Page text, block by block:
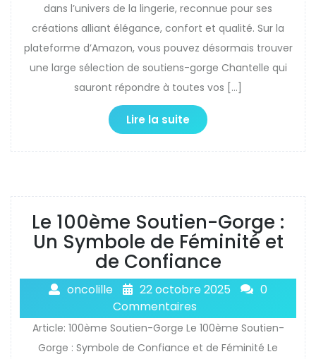
dans l’univers de la lingerie, reconnue pour ses
créations alliant élégance, confort et qualité. Sur la
plateforme d’Amazon, vous pouvez désormais trouver
une large sélection de soutiens-gorge Chantelle qui
sauront répondre à toutes vos […]
Lire la suite
Le 100ème Soutien-Gorge :
Un Symbole de Féminité et
de Confiance
oncolille 22 octobre 2025
0
Commentaires
Article: 100ème Soutien-Gorge Le 100ème Soutien-
Gorge : Symbole de Confiance et de Féminité Le